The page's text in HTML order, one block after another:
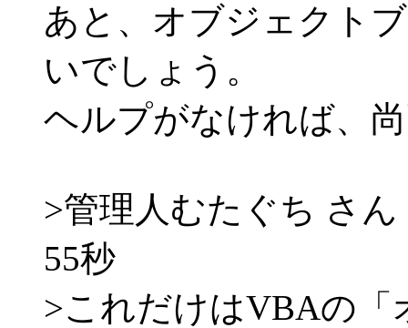
あと、オブジェクト
いでしょう。
ヘルプがなければ、
>管理人むたぐち さん
55秒
>これだけはVBAの